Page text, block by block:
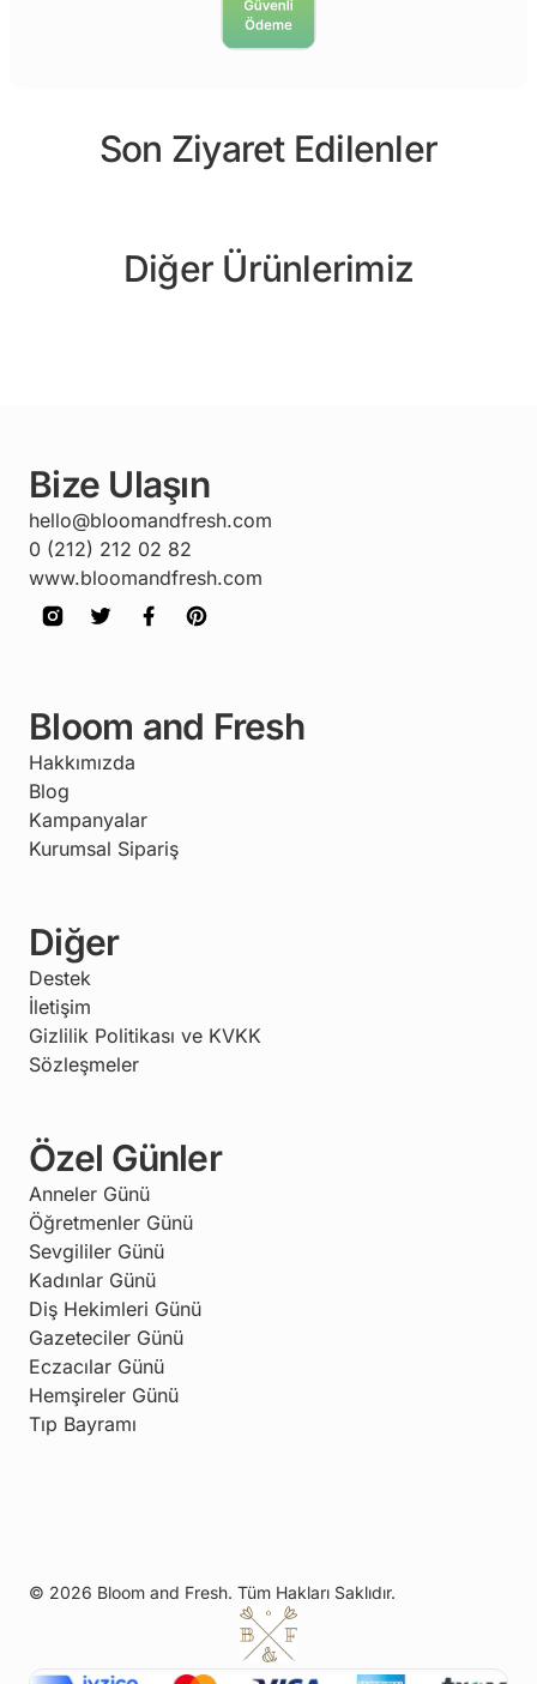
Son Ziyaret Edilenler
Diğer Ürünlerimiz
Bize Ulaşın
hello@bloomandfresh.com
0 (212) 212 02 82
www.bloomandfresh.com
Bloom and Fresh
Hakkımızda
Blog
Kampanyalar
Kurumsal Sipariş
Diğer
Destek
İletişim
Gizlilik Politikası ve KVKK
Sözleşmeler
Özel Günler
Anneler Günü
Öğretmenler Günü
Sevgililer Günü
Kadınlar Günü
Diş Hekimleri Günü
Gazeteciler Günü
Eczacılar Günü
Hemşireler Günü
Tıp Bayramı
© 2026 Bloom and Fresh. Tüm Hakları Saklıdır.